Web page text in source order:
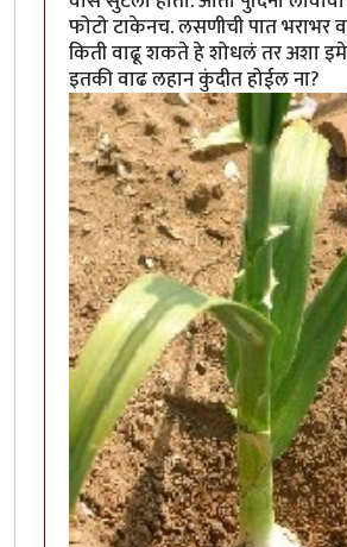
फोटो टाकेनच. लसणीची पात भराभर
किती वाढू शकते हे शोधलं तर अशा
इतकी वाढ लहान कुंदीत होईल ना?